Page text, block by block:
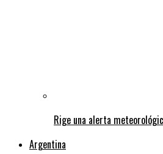
Rige una alerta
Argentina